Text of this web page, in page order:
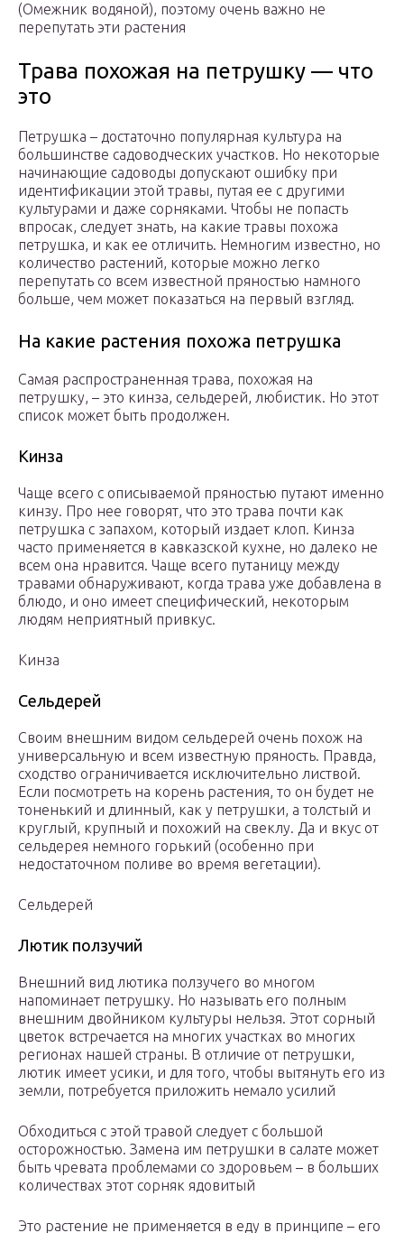
(Омежник водяной), поэтому очень важно не
перепутать эти растения
Трава похожая на петрушку — что
это
Петрушка – достаточно популярная культура на
большинстве садоводческих участков. Но некоторые
начинающие садоводы допускают ошибку при
идентификации этой травы, путая ее с другими
культурами и даже сорняками. Чтобы не попасть
впросак, следует знать, на какие травы похожа
петрушка, и как ее отличить. Немногим известно, но
количество растений, которые можно легко
перепутать со всем известной пряностью намного
больше, чем может показаться на первый взгляд.
На какие растения похожа петрушка
Самая распространенная трава, похожая на
петрушку, – это кинза, сельдерей, любистик. Но этот
список может быть продолжен.
Кинза
Чаще всего с описываемой пряностью путают именно
кинзу. Про нее говорят, что это трава почти как
петрушка с запахом, который издает клоп. Кинза
часто применяется в кавказской кухне, но далеко не
всем она нравится. Чаще всего путаницу между
травами обнаруживают, когда трава уже добавлена в
блюдо, и оно имеет специфический, некоторым
людям неприятный привкус.
Кинза
Сельдерей
Своим внешним видом сельдерей очень похож на
универсальную и всем известную пряность. Правда,
сходство ограничивается исключительно листвой.
Если посмотреть на корень растения, то он будет не
тоненький и длинный, как у петрушки, а толстый и
круглый, крупный и похожий на свеклу. Да и вкус от
сельдерея немного горький (особенно при
недостаточном поливе во время вегетации).
Сельдерей
Лютик ползучий
Внешний вид лютика ползучего во многом
напоминает петрушку. Но называть его полным
внешним двойником культуры нельзя. Этот сорный
цветок встречается на многих участках во многих
регионах нашей страны. В отличие от петрушки,
лютик имеет усики, и для того, чтобы вытянуть его из
земли, потребуется приложить немало усилий
Обходиться с этой травой следует с большой
осторожностью. Замена им петрушки в салате может
быть чревата проблемами со здоровьем – в больших
количествах этот сорняк ядовитый
Это растение не применяется в еду в принципе – его